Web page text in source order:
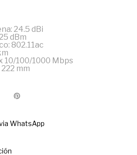
24.5 dBi
dBm
802.11ac
10/100/1000 Mbps
mm
WhatsApp